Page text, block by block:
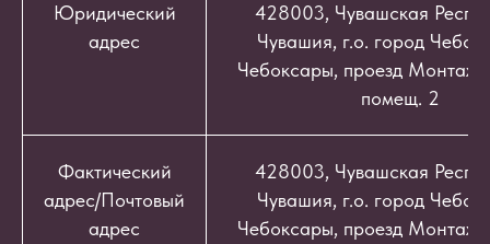
Юридический
адрес
428003, Чувашская
Чувашия, г.о. город
Чебоксары, проезд
помещ. 2
Фактический
адрес/Почтовый
адрес
428003, Чувашская
Чувашия, г.о. город
Чебоксары, проезд